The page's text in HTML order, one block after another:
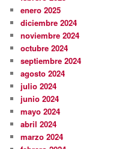
enero 2025
diciembre 2024
noviembre 2024
octubre 2024
septiembre 2024
agosto 2024
julio 2024
junio 2024
mayo 2024
abril 2024
marzo 2024